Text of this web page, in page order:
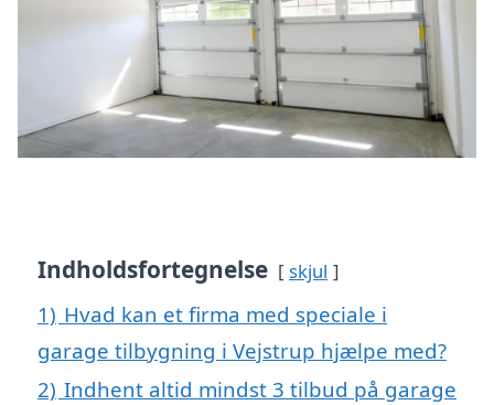
Indholdsfortegnelse skjul
1) Hvad kan et firma med speciale i
garage tilbygning i Vejstrup hjælpe med?
2) Indhent altid mindst 3 tilbud på garage